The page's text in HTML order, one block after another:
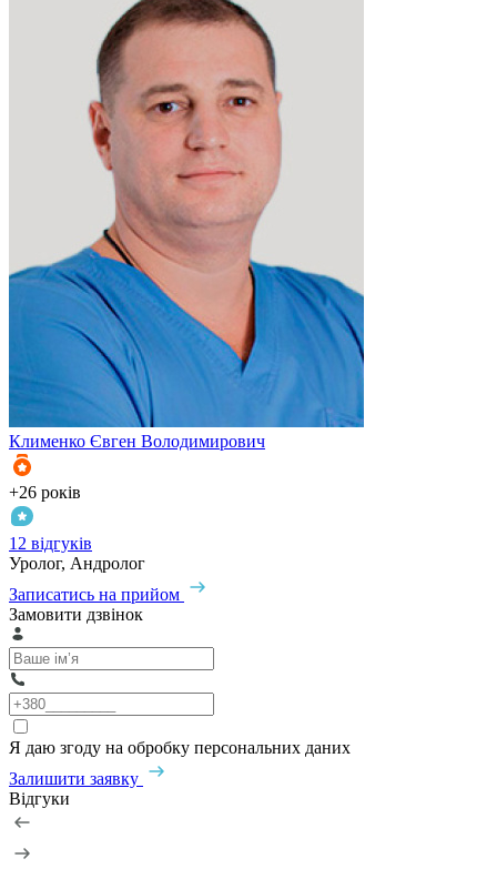
Клименко Євген Володимирович
+26 років
12 відгуків
Уролог, Андролог
Записатись на прийом
Замовити дзвінок
Я даю згоду на обробку персональних даних
Залишити заявку
Відгуки